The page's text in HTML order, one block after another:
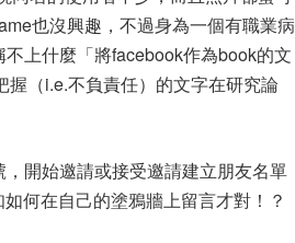
也沒興趣，不過身為一個有職業病
上什麼「將facebook作為book的文
（i.e.不負責任）的文字在研究論
開始邀請或接受邀請建立朋友名單
何在自己的塗鴉牆上留言才對！？